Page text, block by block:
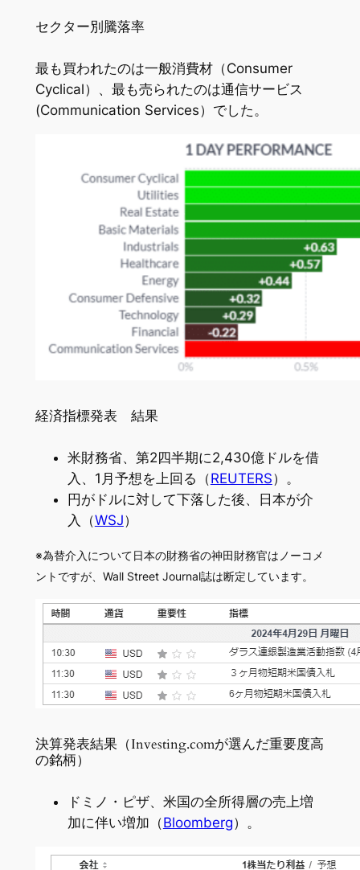
セクター別騰落率
最も買われたのは一般消費材（Consumer
Cyclical）、最も売られたのは通信サービス
(Communication Services）でした。
経済指標発表 結果
米財務省、第2四半期に2,430億ドルを借
入、1月予想を上回る（REUTERS）。
円がドルに対して下落した後、日本が介
入（WSJ）
※為替介入について日本の財務省の神田財務官はノーコメ
ントですが、Wall Street Journal誌は断定しています。
決算発表結果（Investing.comが選んだ重要度高
の銘柄）
ドミノ・ピザ、米国の全所得層の売上増
加に伴い増加（Bloomberg）。